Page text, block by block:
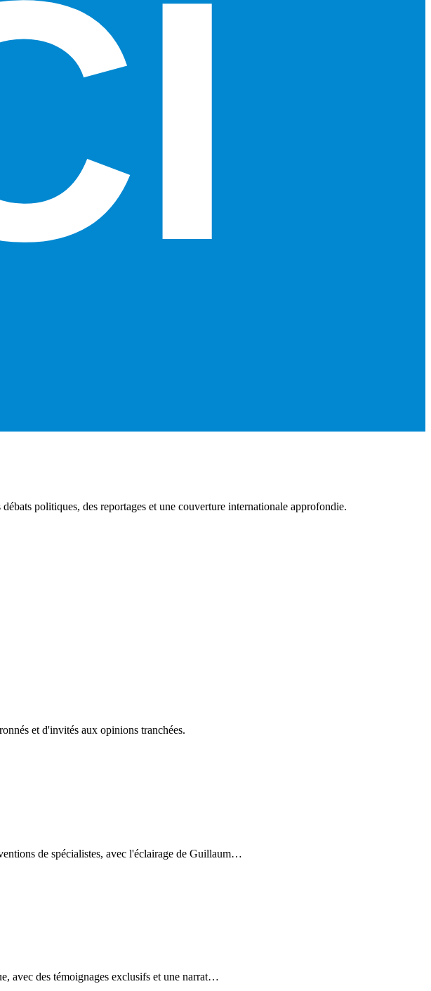
politiques, des reportages et une couverture internationale approfondie.
et d'invités aux opinions tranchées.
de spécialistes, avec l'éclairage de Guillaum…
avec des témoignages exclusifs et une narrat…